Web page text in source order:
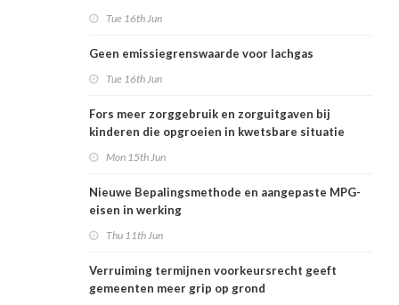
Tue 16th Jun
Geen emissiegrenswaarde voor lachgas
Tue 16th Jun
Fors meer zorggebruik en zorguitgaven bij
kinderen die opgroeien in kwetsbare situatie
Mon 15th Jun
Nieuwe Bepalingsmethode en aangepaste MPG-
eisen in werking
Thu 11th Jun
Verruiming termijnen voorkeursrecht geeft
gemeenten meer grip op grond